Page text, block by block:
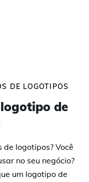
de
DE LOGOTIPOS
de logotipos? Você
no seu negócio?
um logotipo de